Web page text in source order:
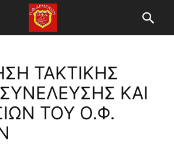
ΤΑΚΤΙΚΗΣ
ΚΑΙ
ΤΟΥ Ο.Φ.